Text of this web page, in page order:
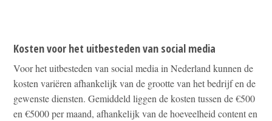
Kosten voor het uitbesteden van social media
Voor het uitbesteden van social media in Nederland kunnen de
kosten variëren afhankelijk van de grootte van het bedrijf en de
gewenste diensten. Gemiddeld liggen de kosten tussen de €500
en €5000 per maand, afhankelijk van de hoeveelheid content en